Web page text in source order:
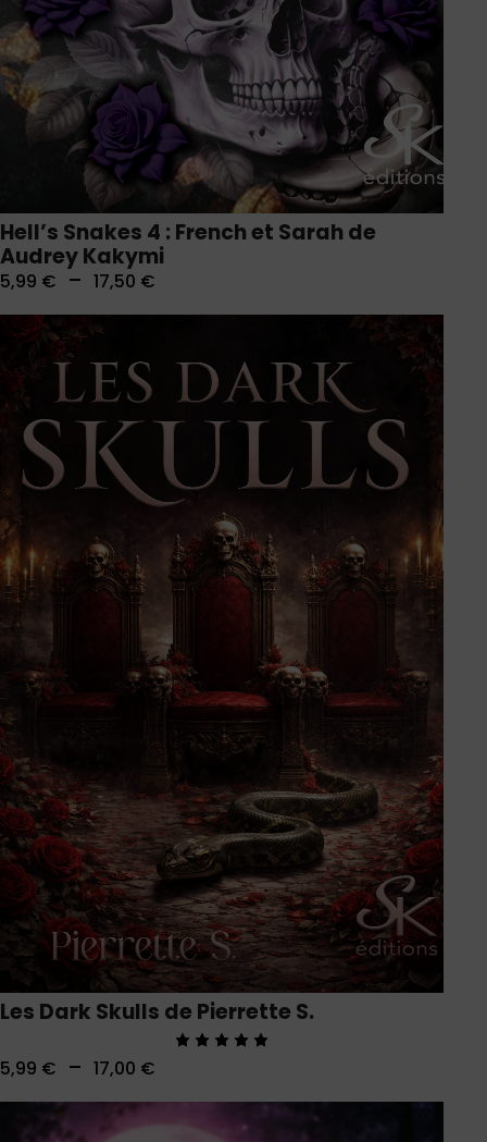
Hell’s Snakes 4 : French et Sarah de
Audrey Kakymi
5,99 € – 17,50 €
Les Dark Skulls de Pierrette S.
5,99 € – 17,00 €